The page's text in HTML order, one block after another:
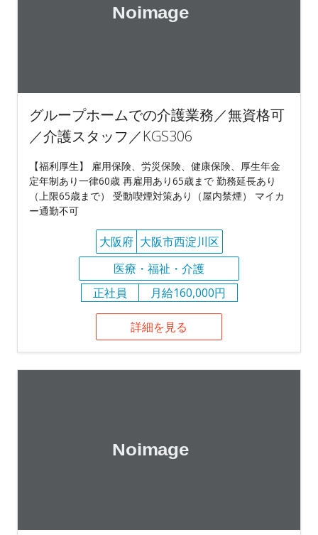
グループホームでの介護業務／無資格可
／介護スタッフ／KGS306
【福利厚生】 雇用保険、労災保険、健康保険、厚生年金
定年制あり一律60歳 再雇用あり65歳まで 勤務延長あり
（上限65歳まで） 受動喫煙対策あり（屋内禁煙） マイカ
ー通勤不可
大阪府 大阪市西淀川区
医療・福祉・介護
正社員
月給160,000円
詳細を見る